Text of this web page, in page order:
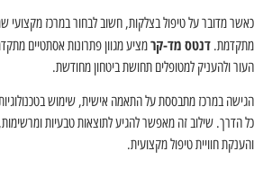
כאשר מדובר על טיפול בצלקות, חשוב לבחור במרכז מקצועי
מתקדמת. דנטס מד-קרמציע מגוון פתרונות אסתטיים
העור ולהעניק למטופלים תחושת ביטחון מחודשת.
הגישה במרכז מתבססת על התאמה אישית, שימוש בטכנולוגיות
כל הדרך. שילוב זה מאפשר להגיע לתוצאות טבעיות
והענקת חוויית טיפול מקצועית.